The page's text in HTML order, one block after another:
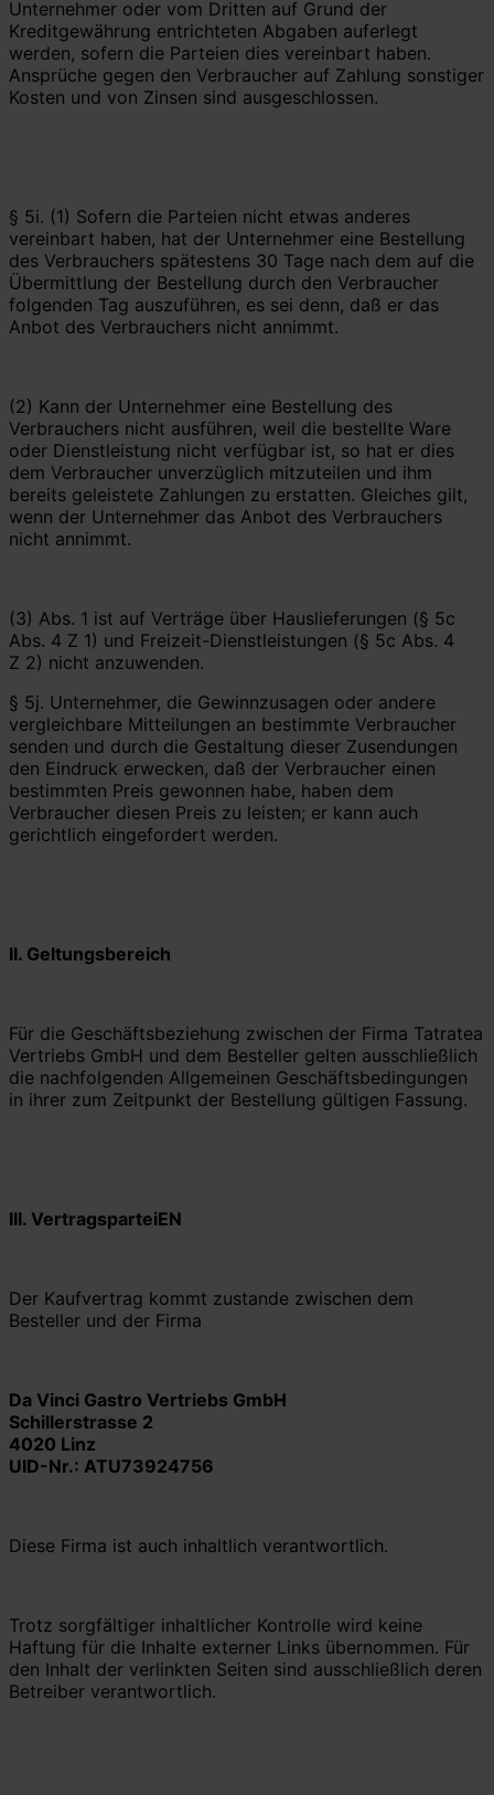
Unternehmer oder vom Dritten auf Grund der
Kreditgewährung entrichteten Abgaben auferlegt
werden, sofern die Parteien dies vereinbart haben.
Ansprüche gegen den Verbraucher auf Zahlung sonstiger
Kosten und von Zinsen sind ausgeschlossen.
§ 5i. (1) Sofern die Parteien nicht etwas anderes
vereinbart haben, hat der Unternehmer eine Bestellung
des Verbrauchers spätestens 30 Tage nach dem auf die
Übermittlung der Bestellung durch den Verbraucher
folgenden Tag auszuführen, es sei denn, daß er das
Anbot des Verbrauchers nicht annimmt.
(2) Kann der Unternehmer eine Bestellung des
Verbrauchers nicht ausführen, weil die bestellte Ware
oder Dienstleistung nicht verfügbar ist, so hat er dies
dem Verbraucher unverzüglich mitzuteilen und ihm
bereits geleistete Zahlungen zu erstatten. Gleiches gilt,
wenn der Unternehmer das Anbot des Verbrauchers
nicht annimmt.
(3) Abs. 1 ist auf Verträge über Hauslieferungen (§ 5c
Abs. 4 Z 1) und Freizeit-Dienstleistungen (§ 5c Abs. 4
Z 2) nicht anzuwenden.
§ 5j. Unternehmer, die Gewinnzusagen oder andere
vergleichbare Mitteilungen an bestimmte Verbraucher
senden und durch die Gestaltung dieser Zusendungen
den Eindruck erwecken, daß der Verbraucher einen
bestimmten Preis gewonnen habe, haben dem
Verbraucher diesen Preis zu leisten; er kann auch
gerichtlich eingefordert werden.
II. Geltungsbereich
Für die Geschäftsbeziehung zwischen der Firma Tatratea
Vertriebs GmbH und dem Besteller gelten ausschließlich
die nachfolgenden Allgemeinen Geschäftsbedingungen
in ihrer zum Zeitpunkt der Bestellung gültigen Fassung.
III. VertragsparteiEN
Der Kaufvertrag kommt zustande zwischen dem
Besteller und der Firma
Da Vinci Gastro Vertriebs GmbH
Schillerstrasse 2
4020 Linz
UID-Nr.: ATU73924756
Diese Firma ist auch inhaltlich verantwortlich.
Trotz sorgfältiger inhaltlicher Kontrolle wird keine
Haftung für die Inhalte externer Links übernommen. Für
den Inhalt der verlinkten Seiten sind ausschließlich deren
Betreiber verantwortlich.